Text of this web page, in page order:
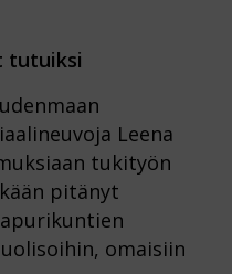
tutuiksi
Leena
tukityön
pitänyt
omaisiin